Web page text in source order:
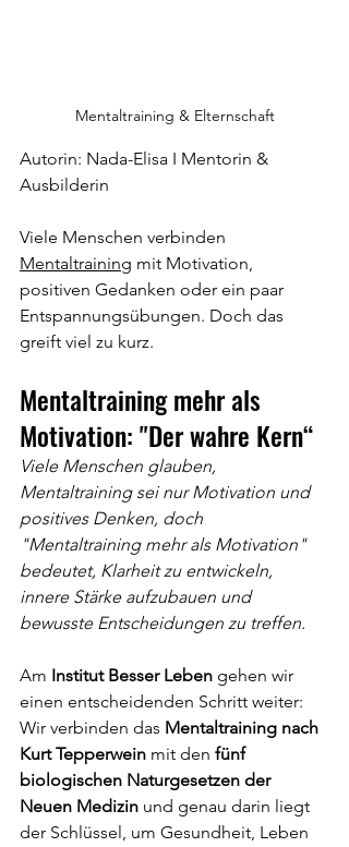
Mentaltraining & Elternschaft
Autorin: Nada-Elisa I Mentorin &
Ausbilderin
Viele Menschen verbinden
Mentaltraining mit Motivation,
positiven Gedanken oder ein paar
Entspannungsübungen. Doch das
greift viel zu kurz.
Mentaltraining mehr als
Motivation: "Der wahre Kern“
Viele Menschen glauben,
Mentaltraining sei nur Motivation und
positives Denken, doch
"Mentaltraining mehr als Motivation"
bedeutet, Klarheit zu entwickeln,
innere Stärke aufzubauen und
bewusste Entscheidungen zu treffen.
Am Institut Besser Leben gehen wir
einen entscheidenden Schritt weiter:
Wir verbinden das Mentaltraining nach
Kurt Tepperwein mit den fünf
biologischen Naturgesetzen der
Neuen Medizin und genau darin liegt
der Schlüssel, um Gesundheit, Leben